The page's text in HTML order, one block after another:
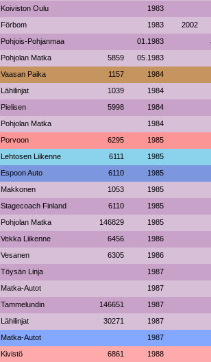
Koiviston Oulu 1983
Förbom 1983 2002
Pohjois-Pohjanmaa 01.1983
Pohjolan Matka 5859 05.1983
Vaasan Paika 1157 1984
Lähilinjat 1039 1984
Pielisen 5998 1984
Pohjolan Matka 1984
Porvoon 6295 1985
Lehtosen Liikenne 6111 1985
Espoon Auto 6110 1985
Makkonen 1053 1985
Stagecoach Finland 6110 1985
Pohjolan Matka 146829 1985
Vekka Liikenne 6456 1986
Vesanen 6305 1986
Töysän Linja 1987
Matka-Autot 1987
Tammelundin 146651 1987
Lähilinjat 30271 1987
Matka-Autot 1987
Kivistö 6861 1988